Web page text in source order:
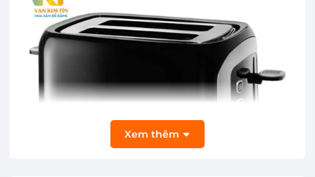
Xem thêm